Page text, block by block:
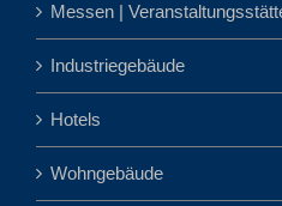
Messen |
Industriegebäude
Hotels
Wohngebäude